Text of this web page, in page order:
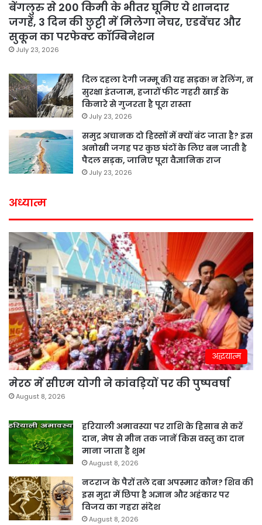
बेंगलुरु से 200 किमी के भीतर घूमिए ये शानदार
जगहें, 3 दिन की छुट्टी में मिलेगा नेचर, एडवेंचर और
सुकून का परफेक्ट कॉम्बिनेशन
July 23, 2026
दिल दहला देगी जम्मू की यह सड़क! न रेलिंग, न
सुरक्षा इंतजाम, हजारों फीट गहरी खाई के
किनारे से गुजरता है पूरा रास्ता
July 23, 2026
समुद्र अचानक दो हिस्सों में क्यों बंट जाता है? इस
अनोखी जगह पर कुछ घंटों के लिए बन जाती है
पैदल सड़क, जानिए पूरा वैज्ञानिक राज
July 23, 2026
अध्यात्म
अद्धयात्म
मेरठ में सीएम योगी ने कांवड़ियों पर की पुष्पवर्षा
August 8, 2026
हरियाली अमावस्या पर राशि के हिसाब से करें
दान, मेष से मीन तक जानें किस वस्तु का दान
माना जाता है शुभ
August 8, 2026
नटराज के पैरों तले दबा अपस्मार कौन? शिव की
इस मुद्रा में छिपा है अज्ञान और अहंकार पर
विजय का गहरा संदेश
August 8, 2026